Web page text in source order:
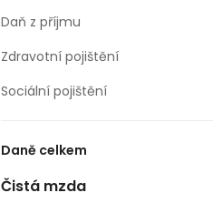
Daň z příjmu
Zdravotní pojištění
Sociální pojištění
Daně celkem
Čistá mzda